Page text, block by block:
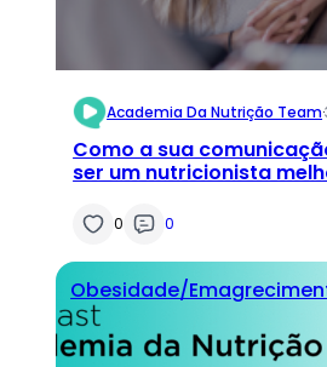
Academia Da Nutrição Team·
Como a sua
ser um nutricionista
0 0
Obesidade/